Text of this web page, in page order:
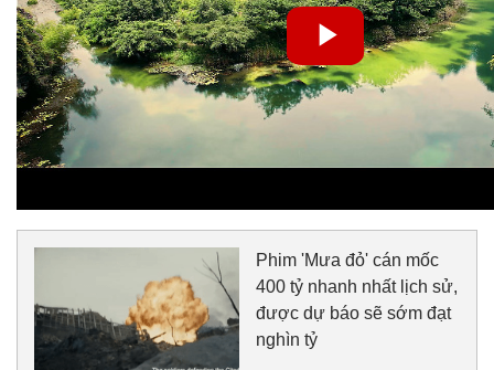
Phim 'Mưa đỏ' cán mốc
400 tỷ nhanh nhất lịch sử,
được dự báo sẽ sớm đạt
nghìn tỷ